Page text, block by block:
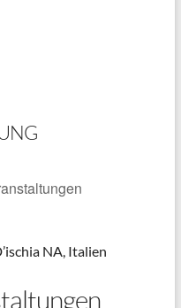
NA, Italien